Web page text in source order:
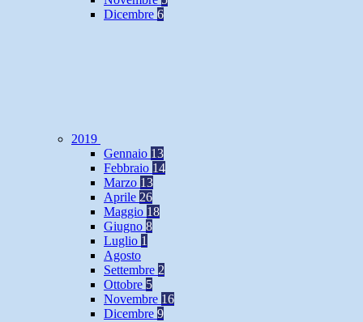
Dicembre 6
2019
Gennaio 13
Febbraio 14
Marzo 13
Aprile 26
Maggio 18
Giugno 8
Luglio 1
Agosto
Settembre 2
Ottobre 5
Novembre 16
Dicembre 9